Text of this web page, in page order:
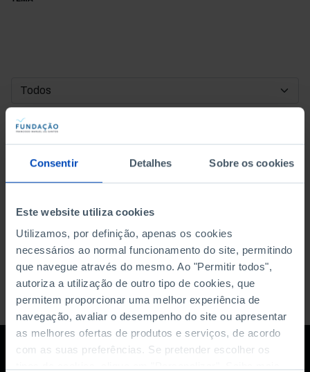
Consentir Detalhes Sobre os cookies
Este website utiliza cookies
Utilizamos, por definição, apenas os cookies
necessários ao normal funcionamento do site, permitindo
que navegue através do mesmo. Ao "Permitir todos",
autoriza a utilização de outro tipo de cookies, que
permitem proporcionar uma melhor experiência de
navegação, avaliar o desempenho do site ou apresentar
as melhores ofertas de produtos e serviços, de acordo
com as suas preferências. Se pretender escolher os
DATA DE INÍCIO
DATA DE FIM